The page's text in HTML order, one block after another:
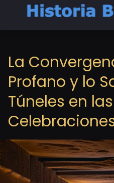
La
Profano y lo
Túneles en